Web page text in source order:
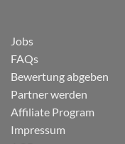
Jobs
FAQs
Bewertung abgeben
Partner werden
Affiliate Program
Impressum